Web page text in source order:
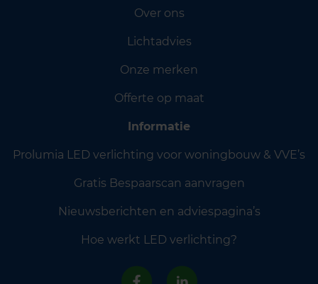
Over ons
Lichtadvies
Onze merken
Offerte op maat
Informatie
Prolumia LED verlichting voor woningbouw & VVE’s
Gratis Bespaarscan aanvragen
Nieuwsberichten en adviespagina’s
Hoe werkt LED verlichting?